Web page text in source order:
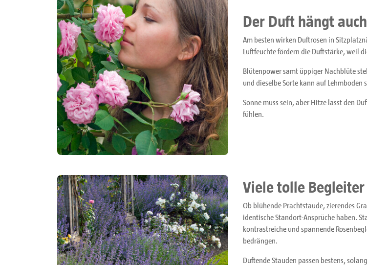
Der Duft hängt
Am besten wirken Duftrosen in
Luftfeuchte fördern die Duftstärke, weil
Blütenpower samt üppiger Nachblüte
und dieselbe Sorte kann auf Lehmboden
Sonne muss sein, aber Hitze lässt den
fühlen.
Viele tolle
Ob blühende Prachtstaude, zierendes
identische Standort-Ansprüche haben.
kontrastreiche und spannende
bedrängen.
Duftende Stauden passen bestens,